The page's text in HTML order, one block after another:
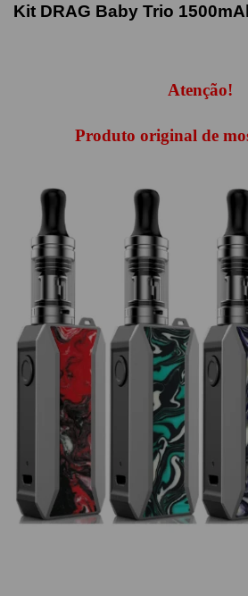
Kit DRAG Baby Trio
Atenção!
Produto original de